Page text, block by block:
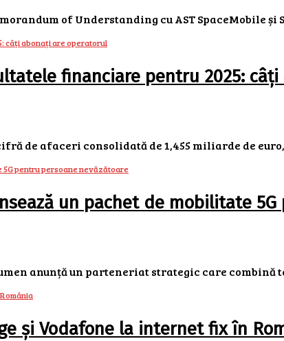
of Understanding cu AST SpaceMobile
financiare pentru 2025:
de afaceri consolidată de 1,455 miliarde de
un pachet de mobilitate
anunță un parteneriat strategic care
și Vodafone la internet fix în